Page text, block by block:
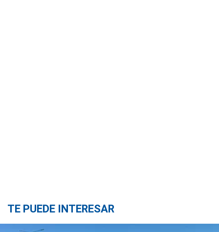
TE PUEDE INTERESAR